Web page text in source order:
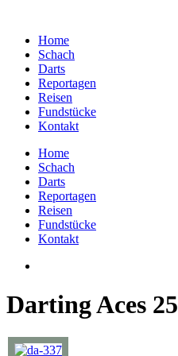
Home
Schach
Darts
Reportagen
Reisen
Fundstücke
Kontakt
Home
Schach
Darts
Reportagen
Reisen
Fundstücke
Kontakt
Darting Aces 25